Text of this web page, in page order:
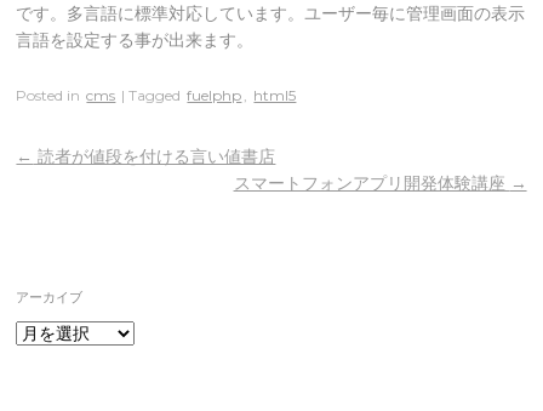
です。多言語に標準対応しています。ユーザー毎に管理画面の表示
言語を設定する事が出来ます。
Posted in cms | Tagged fuelphp html5
← 読者が値段を付ける言い値書店
スマートフォンアプリ開発体験講座 →
アーカイブ